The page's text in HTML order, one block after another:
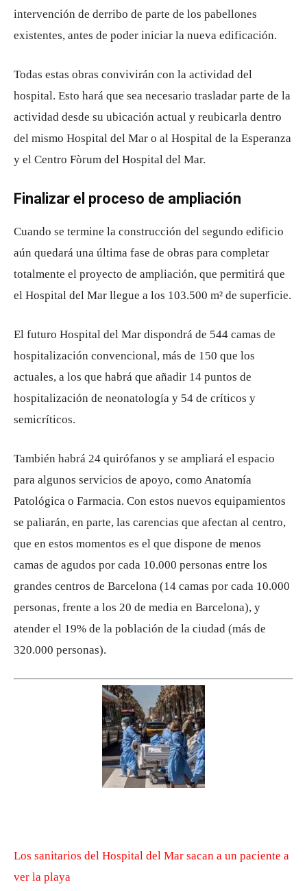
intervención de derribo de parte de los pabellones
existentes, antes de poder iniciar la nueva edificación.
Todas estas obras convivirán con la actividad del
hospital. Esto hará que sea necesario trasladar parte de la
actividad desde su ubicación actual y reubicarla dentro
del mismo Hospital del Mar o al Hospital de la Esperanza
y el Centro Fòrum del Hospital del Mar.
Finalizar el proceso de ampliación
Cuando se termine la construcción del segundo edificio
aún quedará una última fase de obras para completar
totalmente el proyecto de ampliación, que permitirá que
el Hospital del Mar llegue a los 103.500 m² de superficie.
El futuro Hospital del Mar dispondrá de 544 camas de
hospitalización convencional, más de 150 que los
actuales, a los que habrá que añadir 14 puntos de
hospitalización de neonatología y 54 de críticos y
semicríticos.
También habrá 24 quirófanos y se ampliará el espacio
para algunos servicios de apoyo, como Anatomía
Patológica o Farmacia. Con estos nuevos equipamientos
se paliarán, en parte, las carencias que afectan al centro,
que en estos momentos es el que dispone de menos
camas de agudos por cada 10.000 personas entre los
grandes centros de Barcelona (14 camas por cada 10.000
personas, frente a los 20 de media en Barcelona), y
atender el 19% de la población de la ciudad (más de
320.000 personas).
Los sanitarios del Hospital del Mar sacan a un paciente a
ver la playa